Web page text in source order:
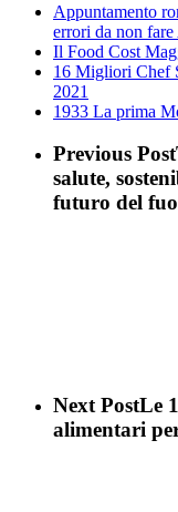
Appuntamento
errori da non fare
Il Food Cost
16 Migliori Chef
2021
1933 La prima
Previous Post
salute,
futuro del
Next PostLe
alimentari